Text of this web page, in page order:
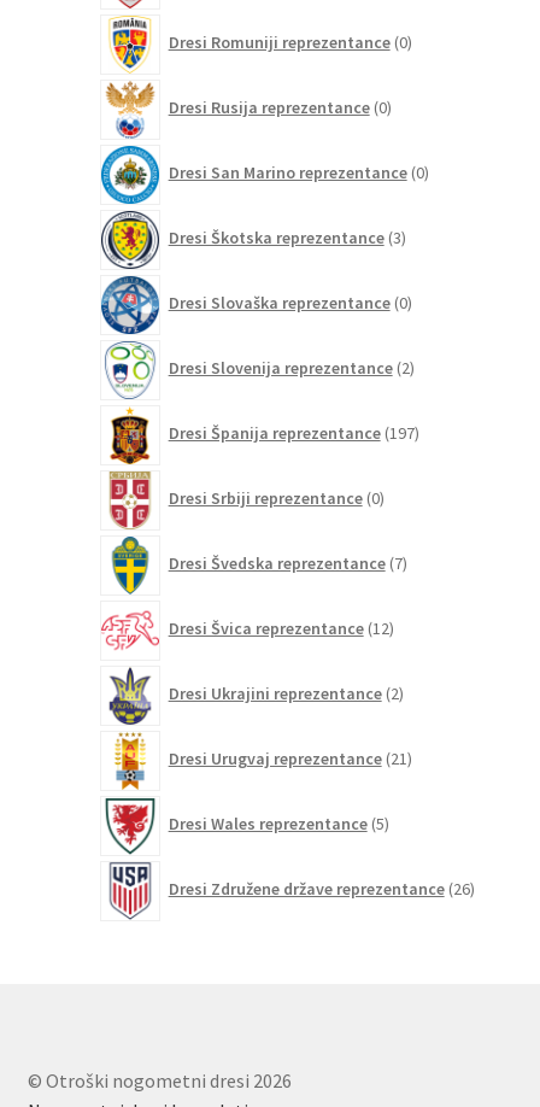
Dresi Romuniji reprezentance 0izdelkov
Dresi Rusija reprezentance 0izdelkov
Dresi San Marino reprezentance 0izdelkov
Dresi Škotska reprezentance 3izdelki
Dresi Slovaška reprezentance 0izdelkov
Dresi Slovenija reprezentance 2izdelka
Dresi Španija reprezentance 197izdelkov
Dresi Srbiji reprezentance 0izdelkov
Dresi Švedska reprezentance 7izdelkov
Dresi Švica reprezentance 12izdelkov
Dresi Ukrajini reprezentance 2izdelka
Dresi Urugvaj reprezentance 21izdelkov
Dresi Wales reprezentance 5izdelkov
Dresi Združene države reprezentance 26izdelkov
© Otroški nogometni dresi 2026